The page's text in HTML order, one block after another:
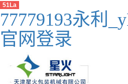
51La
77779193永利
官网登录